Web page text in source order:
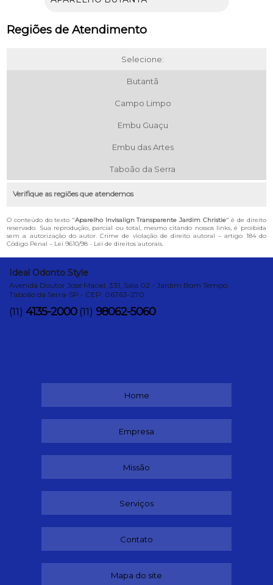
Regiões de Atendimento
Selecione:
Butantã
Campo Limpo
Embu Guaçu
Embu das Artes
Taboão da Serra
Verifique as regiões que atendemos
O conteúdo do texto "Aparelho Invisalign Transparente Jardim Christie" é de direito
reservado. Sua reprodução, parcial ou total, mesmo citando nossos links, é proibida
sem a autorização do autor. Crime de violação de direito autoral – artigo 184 do
Código Penal – Lei 9610/98 - Lei de direitos autorais.
Ideal Odonto Style
Avenida Doutor José Maciel, 331, Sala 02 - Jardim Bom Tempo
Taboão da Serra-SP - CEP: 06763-270
(11) 4135-2000 (11) 98062-5060
Home
Empresa
Missão
Serviços
Contato
Mapa do site